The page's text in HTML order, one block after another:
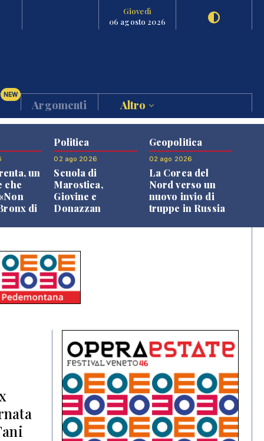
Giovedì
06 agosto 2026
NEW
Argomenti Altro
un
che
di
Politica
02 ago 2026
Scuola di
Marostica,
Giovine e
Donazzan
Geopolitica
02 ago 2026
La Corea del
Nord verso un
nuovo invio di
truppe in Russia